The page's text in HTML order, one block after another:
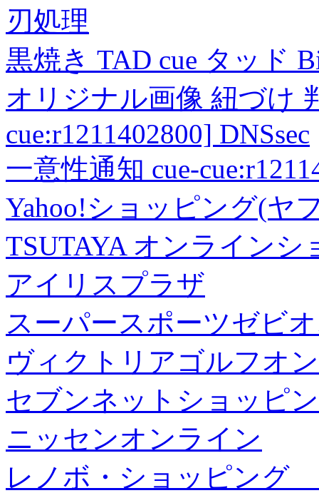
刃処理
黒焼き TAD cue タッド
オリジナル画像 紐づけ
cue:r1211402800] DNSsec
一意性通知 cue-
Yahoo!ショッピング(ヤ
TSUTAYA オンラインシ
アイリスプラザ
スーパースポーツゼビ
ヴィクトリアゴルフオ
セブンネットショッピ
ニッセンオンライン
レノボ・ショッピング